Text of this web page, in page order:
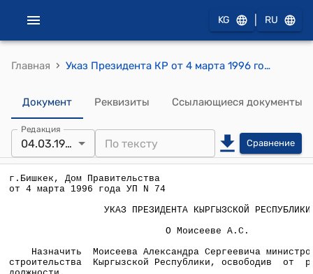
KG RU
Главная › Указ Президента КР от 4 марта 1996 года УП №74 "О Моисееве А.С."
Документ Реквизиты Ссылающиеся документы
Редакция
04.03.1996 Сравнение